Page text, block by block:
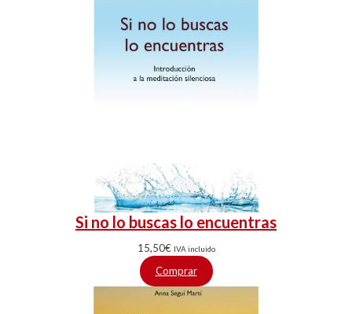
Si no lo buscas lo encuentras
15,50€ IVA incluido
Comprar